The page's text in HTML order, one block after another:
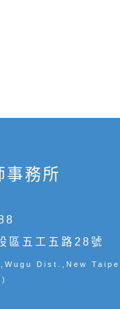
事務所
區五工五路28號
Dist.,New